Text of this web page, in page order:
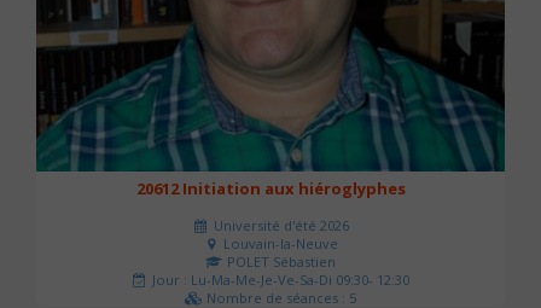
20612 Initiation aux hiéroglyphes
Université d'été 2026
Louvain-la-Neuve
POLET Sébastien
Jour : Lu-Ma-Me-Je-Ve-Sa-Di 09:30- 12:30
Nombre de séances : 5